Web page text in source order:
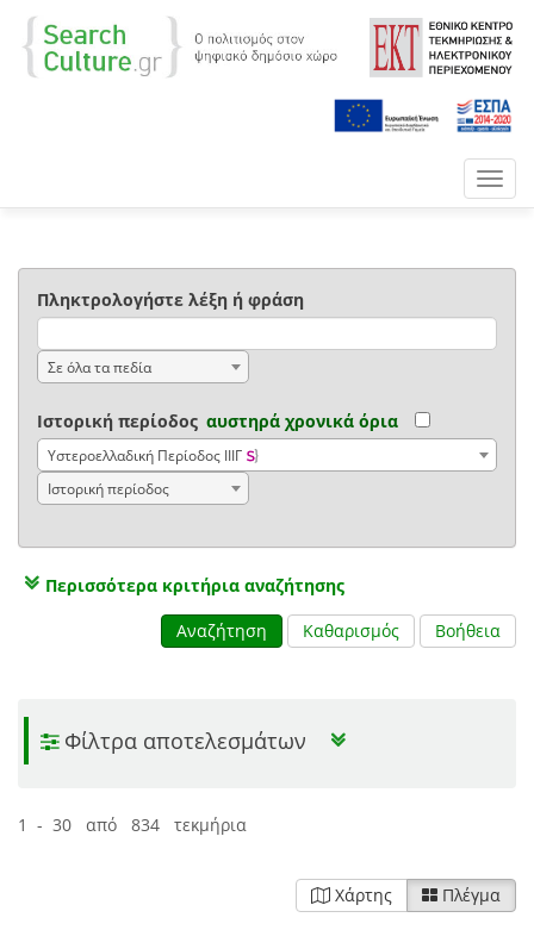
Πληκτρολογήστε λέξη ή φράση
Σε όλα τα πεδία
Ιστορική περίοδος αυστηρά χρονικά όρια
Υστεροελλαδική Περίοδος ΙΙΙΓ
Iστορική περίοδος
Περισσότερα κριτήρια αναζήτησης
Αναζήτηση
Καθαρισμός Βοήθεια
Φίλτρα αποτελεσμάτων
1 - 30 από 834 τεκμήρια
Χάρτης Πλέγμα